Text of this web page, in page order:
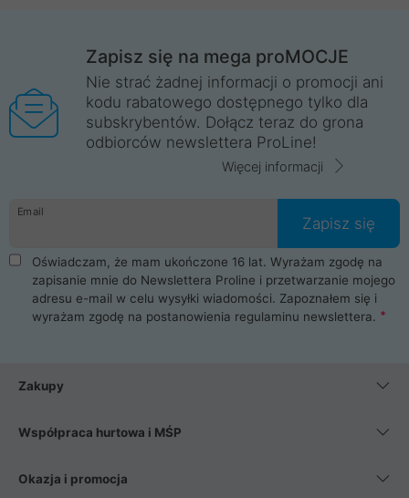
Zapisz się na mega proMOCJE
Nie strać żadnej informacji o promocji ani
kodu rabatowego dostępnego tylko dla
subskrybentów. Dołącz teraz do grona
odbiorców newslettera ProLine!
Więcej informacji
Email
Zapisz się
Oświadczam, że mam ukończone 16 lat. Wyrażam zgodę na
zapisanie mnie do Newslettera Proline i przetwarzanie mojego
adresu e-mail w celu wysyłki wiadomości. Zapoznałem się i
wyrażam zgodę na postanowienia regulaminu newslettera.
Zakupy
Współpraca hurtowa i MŚP
Okazja i promocja